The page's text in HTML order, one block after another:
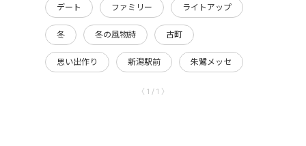
デート ファミリー ライトアップ
冬 冬の風物詩 古町
思い出作り 新潟駅前 朱鷺メッセ
〈 1 / 1 〉